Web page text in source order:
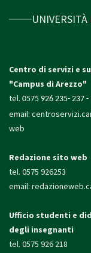
UNIVERSITÀ
Centro di servizi e
"Campus di Arezzo"
tel. 0575 926 235- 237 -
email:
web
Redazione sito web
tel. 0575 926253
email:
Ufficio studenti e
degli insegnanti
tel. 0575 926 218